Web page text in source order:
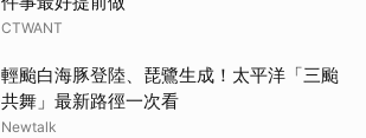
CTWANT
輕颱白海豚登陸、琵鷺生成！太平洋「三颱
共舞」最新路徑一次看
Newtalk